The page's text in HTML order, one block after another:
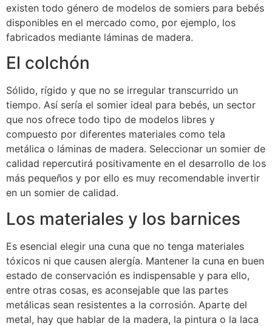
existen todo género de modelos de somiers para bebés
disponibles en el mercado como, por ejemplo, los
fabricados mediante láminas de madera.
El colchón
Sólido, rígido y que no se irregular transcurrido un
tiempo. Así sería el somier ideal para bebés, un sector
que nos ofrece todo tipo de modelos libres y
compuesto por diferentes materiales como tela
metálica o láminas de madera. Seleccionar un somier de
calidad repercutirá positivamente en el desarrollo de los
más pequeños y por ello es muy recomendable invertir
en un somier de calidad.
Los materiales y los barnices
Es esencial elegir una cuna que no tenga materiales
tóxicos ni que causen alergía. Mantener la cuna en buen
estado de conservación es indispensable y para ello,
entre otras cosas, es aconsejable que las partes
metálicas sean resistentes a la corrosión. Aparte del
metal, hay que hablar de la madera, la pintura o la laca